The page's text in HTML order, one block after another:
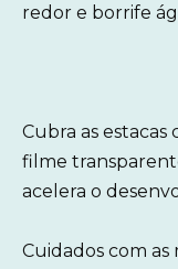
redor e borrife
Cubra as estacas
filme
acelera o
Cuidados com as